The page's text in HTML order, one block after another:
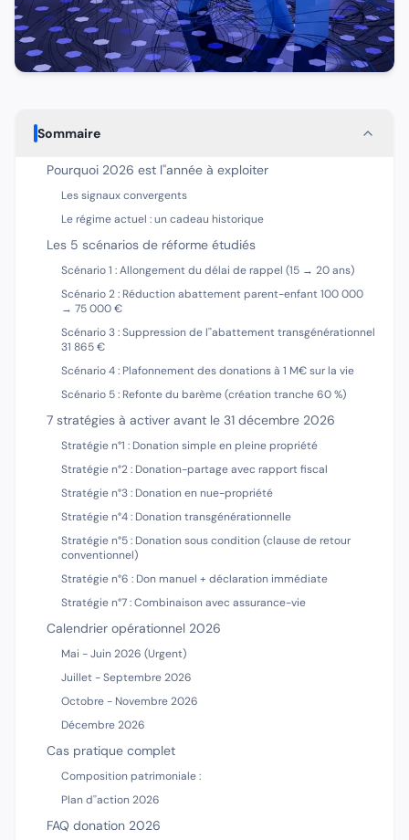
Sommaire
Pourquoi 2026 est l''année à exploiter
Les signaux convergents
Le régime actuel : un cadeau historique
Les 5 scénarios de réforme étudiés
Scénario 1 : Allongement du délai de rappel (15 → 20 ans)
Scénario 2 : Réduction abattement parent-enfant 100 000
→ 75 000 €
Scénario 3 : Suppression de l''abattement transgénérationnel
31 865 €
Scénario 4 : Plafonnement des donations à 1 M€ sur la vie
Scénario 5 : Refonte du barème (création tranche 60 %)
7 stratégies à activer avant le 31 décembre 2026
Stratégie n°1 : Donation simple en pleine propriété
Stratégie n°2 : Donation-partage avec rapport fiscal
Stratégie n°3 : Donation en nue-propriété
Stratégie n°4 : Donation transgénérationnelle
Stratégie n°5 : Donation sous condition (clause de retour
conventionnel)
Stratégie n°6 : Don manuel + déclaration immédiate
Stratégie n°7 : Combinaison avec assurance-vie
Calendrier opérationnel 2026
Mai - Juin 2026 (Urgent)
Juillet - Septembre 2026
Octobre - Novembre 2026
Décembre 2026
Cas pratique complet
Composition patrimoniale :
Plan d''action 2026
FAQ donation 2026